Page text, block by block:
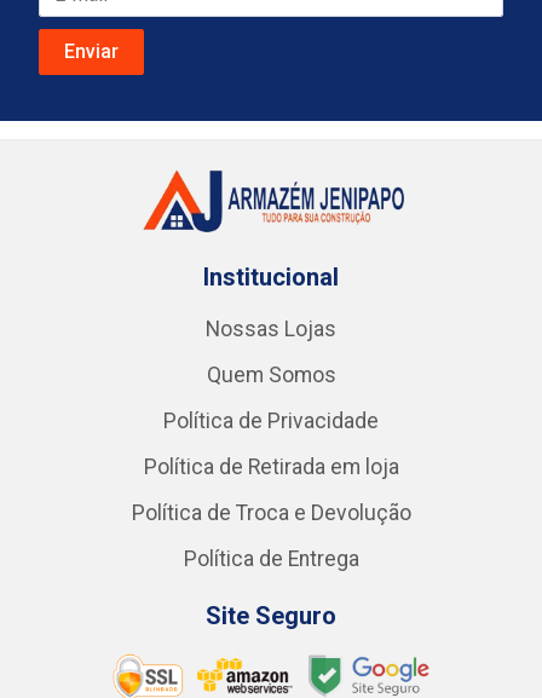
Institucional
Nossas Lojas
Quem Somos
Política de Privacidade
Política de Retirada em loja
Política de Troca e Devolução
Política de Entrega
Site Seguro